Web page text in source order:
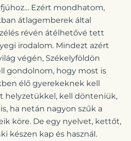
Ezért mondhatom,
átlagemberek által
révén átélhetővé tett
irodalom. Mindezt azért
végén, Székelyföldön
gondolnom, hogy most is
élő gyerekeknek kell
helyzetükkel, kell dönteniük,
ha netán nagyon szűk a
köre. De egy nyelvet, kettőt,
készen kap és használ.